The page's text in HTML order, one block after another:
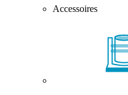
Accessoires